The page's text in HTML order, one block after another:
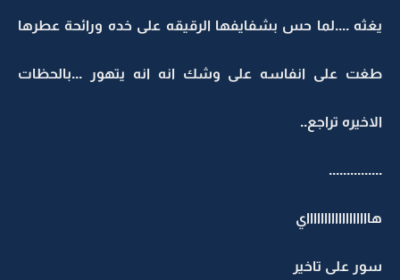
يغثه ....لما حس بشفايفها الرقيقه على خده ورائحة عطرها
طغت على انفاسه على وشك انه انه يتهور ...بالحظات
الاخيره تراجع..
...............
هااااااااااااااااااي
سور على تاخير